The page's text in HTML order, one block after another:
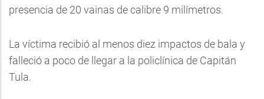
presencia de 20 vainas de calibre 9 milímetros.
La víctima recibió al menos diez impactos de bala y
falleció a poco de llegar a la policlínica de Capitán
Tula.